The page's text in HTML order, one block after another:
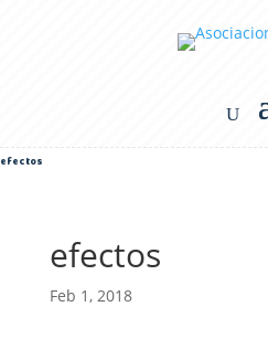
efectos
efectos
Feb 1, 2018